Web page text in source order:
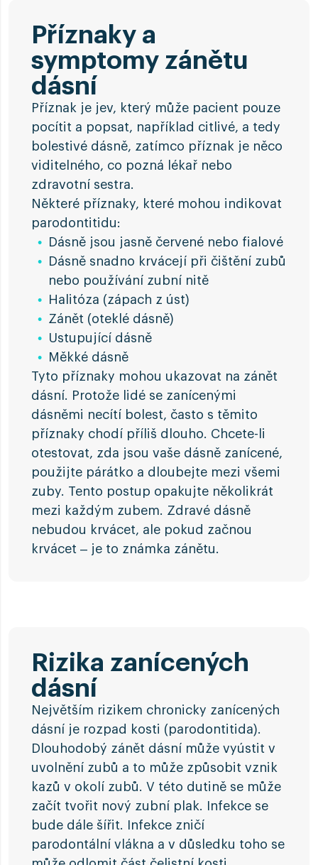
Příznaky a
symptomy zánětu
dásní
Příznak je jev, který může pacient pouze
pocítit a popsat, například citlivé, a tedy
bolestivé dásně, zatímco příznak je něco
viditelného, co pozná lékař nebo
zdravotní sestra.
Některé příznaky, které mohou indikovat
parodontitidu:
Dásně jsou jasně červené nebo fialové
Dásně snadno krvácejí při čištění zubů
nebo používání zubní nitě
Halitóza (zápach z úst)
Zánět (oteklé dásně)
Ustupující dásně
Měkké dásně
Tyto příznaky mohou ukazovat na zánět
dásní. Protože lidé se zanícenými
dásněmi necítí bolest, často s těmito
příznaky chodí příliš dlouho. Chcete-li
otestovat, zda jsou vaše dásně zanícené,
použijte párátko a dloubejte mezi všemi
zuby. Tento postup opakujte několikrát
mezi každým zubem. Zdravé dásně
nebudou krvácet, ale pokud začnou
krvácet – je to známka zánětu.
Rizika zanícených
dásní
Největším rizikem chronicky zanícených
dásní je rozpad kosti (parodontitida).
Dlouhodobý zánět dásní může vyústit v
uvolnění zubů a to může způsobit vznik
kazů v okolí zubů. V této dutině se může
začít tvořit nový zubní plak. Infekce se
bude dále šířit. Infekce zničí
parodontální vlákna a v důsledku toho se